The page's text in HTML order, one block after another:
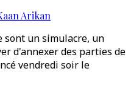
Arikan
sont un simulacre, un
d'annexer des parties de
vendredi soir le